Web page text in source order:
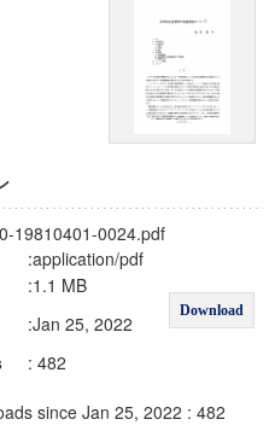
19810401-0024.pdf
:application/pdf
Download
:1.1 MB
:Jan 25, 2022
: 482
since Jan 25, 2022 : 482